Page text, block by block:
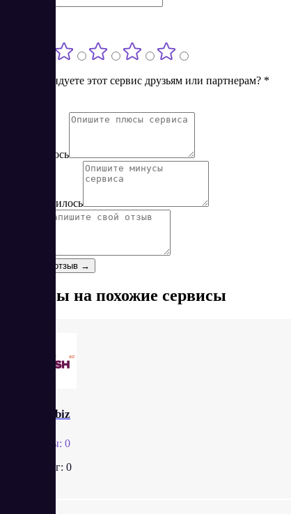
Порекомендуете этот сервис друзьям или партнерам? *
Понравилось
Не понравилось
Оставить отзыв →
Отзывы на похожие сервисы
Zpush.biz
Отзывы: 0
Рейтинг: 0